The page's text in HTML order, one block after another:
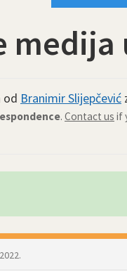
medija
od Branimir Slijepčević
. Contact us if